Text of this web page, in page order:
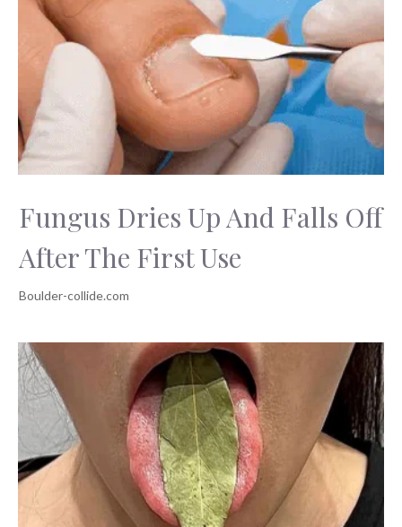
Fungus Dries Up And Falls Off
After The First Use